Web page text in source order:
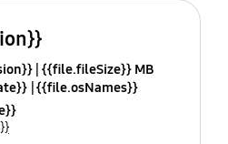
{{file.fileSize}} MB
{{file.osNames}}